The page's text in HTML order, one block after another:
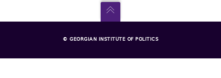
© GEORGIAN INSTITUTE OF POLITICS